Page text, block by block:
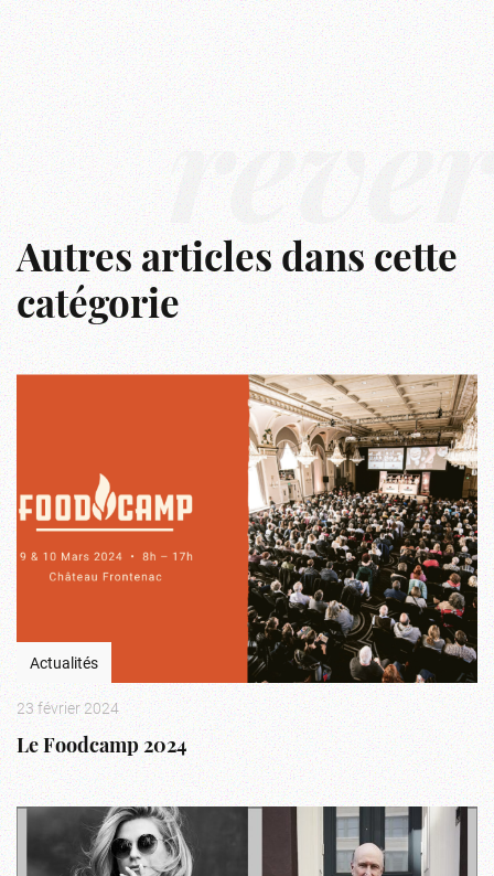
Autres articles dans cette
catégorie
Actualités
23 février 2024
Le Foodcamp 2024